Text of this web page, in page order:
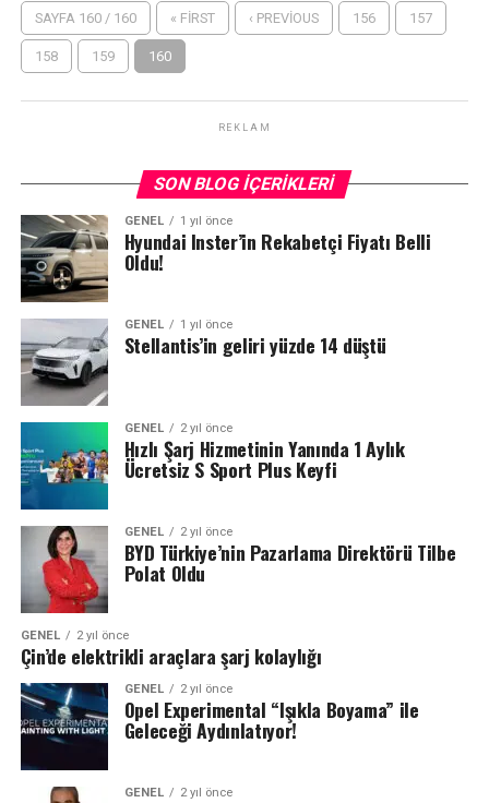
SAYFA 160 / 160 « FIRST ‹ PREVIOUS 156 157
158 159 160
REKLAM
SON BLOG İÇERIKLERI
GENEL 1 yıl önce
Hyundai Inster’in Rekabetçi Fiyatı Belli
Oldu!
GENEL 1 yıl önce
Stellantis’in geliri yüzde 14 düştü
GENEL 2 yıl önce
Hızlı Şarj Hizmetinin Yanında 1 Aylık
Ücretsiz S Sport Plus Keyfi
GENEL 2 yıl önce
BYD Türkiye’nin Pazarlama Direktörü Tilbe
Polat Oldu
GENEL 2 yıl önce
Çin’de elektrikli araçlara şarj kolaylığı
GENEL 2 yıl önce
Opel Experimental “Işıkla Boyama” ile
Geleceği Aydınlatıyor!
GENEL 2 yıl önce